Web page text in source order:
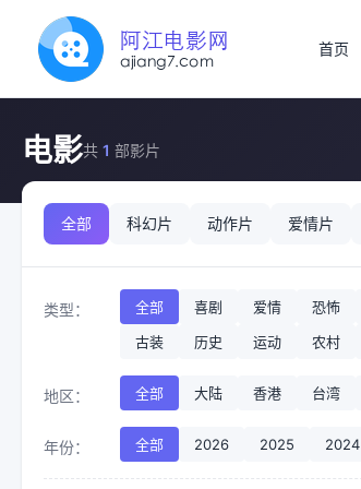
首页
电影共 1 部影片
全部 科幻片 动作片 爱情片
类型： 全部 喜剧 爱情 恐怖
古装
历史 运动 农村
地区： 全部 大陆 香港 台湾
年份： 全部 2026 2025 2024